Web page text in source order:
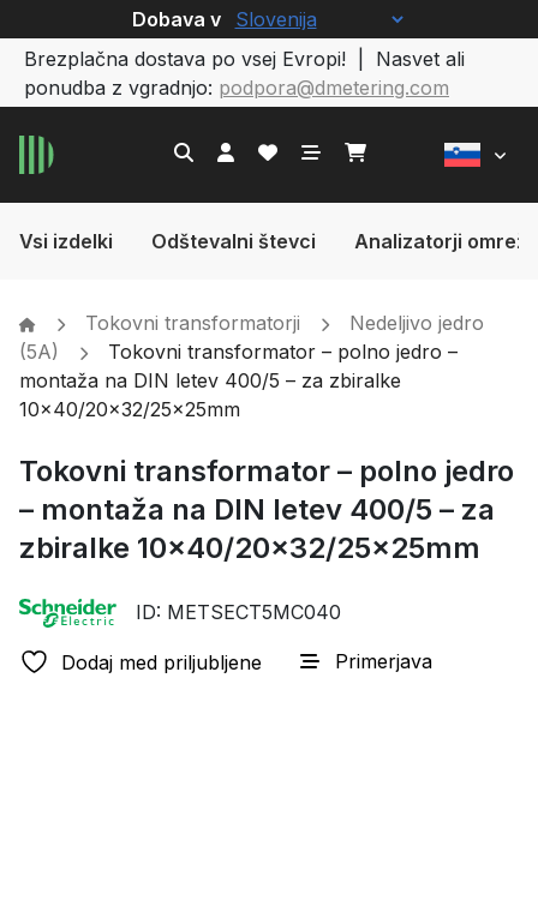
Brezplačna dostava po vsej Evropi! | Nasvet ali
ponudba z vgradnjo: podpora@dmetering.com
Dobava v
Vsi izdelki Odštevalni števci Analizatorji
Tokovni transformatorji
Nedeljivo jedro
(5A)
Tokovni transformator – polno jedro –
montaža na DIN letev 400/5 – za zbiralke
10×40/20×32/25x25mm
Tokovni transformator – polno jedro
– montaža na DIN letev 400/5 – za
zbiralke 10×40/20×32/25x25mm
ID: METSECT5MC040
Dodaj med priljubljene Primerjava